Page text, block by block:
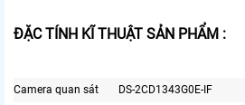
ĐẶC TÍNH KĨ THUẬT SẢN PHẨM :
Camera quan sát
DS-2CD1343G0E-IF